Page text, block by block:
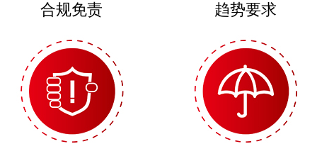
合规免责 趋势要求